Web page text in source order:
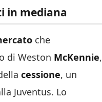
in mediana
che
di Weston McKennie,
cessione, un
Juventus. Lo